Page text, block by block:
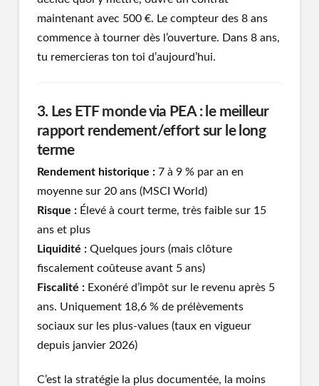
maintenant avec 500 €. Le compteur des 8 ans
commence à tourner dès l’ouverture. Dans 8 ans,
tu remercieras ton toi d’aujourd’hui.
3. Les ETF monde via PEA : le meilleur
rapport rendement/effort sur le long
terme
Rendement historique :7 à 9 % par an en
moyenne sur 20 ans (MSCI World)
Risque :Élevé à court terme, très faible sur 15
ans et plus
Liquidité :Quelques jours (mais clôture
fiscalement coûteuse avant 5 ans)
Fiscalité :Exonéré d’impôt sur le revenu après 5
ans. Uniquement 18,6 % de prélèvements
sociaux sur les plus-values (taux en vigueur
depuis janvier 2026)
C’est la stratégie la plus documentée, la moins